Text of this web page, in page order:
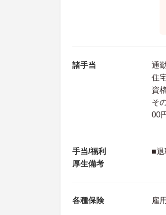
諸手当
通
住
資
そ
00
手当/福利
厚生備考
■退
各種保険 雇